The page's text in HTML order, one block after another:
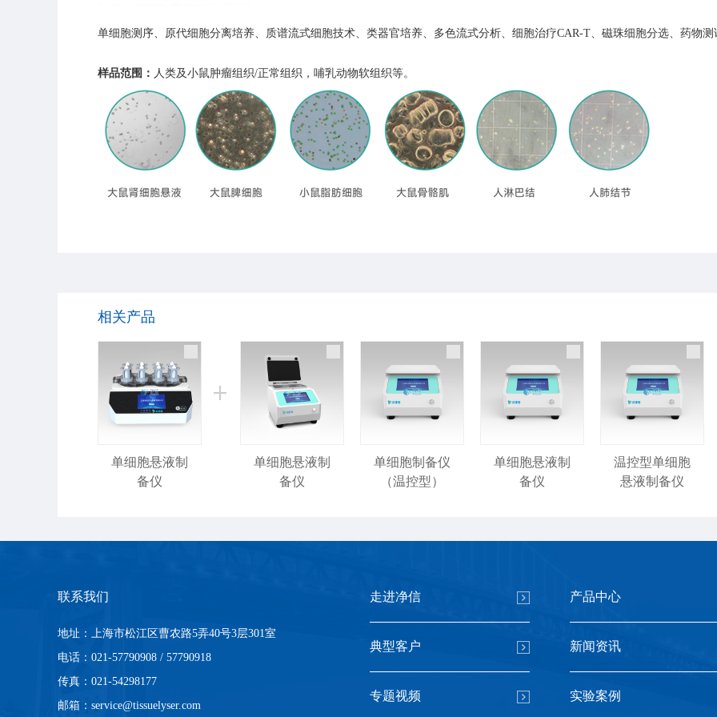
单细胞测序、原代细胞分离培养、质谱流式细胞技术、类器官培养、多色流式分析、细胞治疗CAR-T、磁珠细胞分选、药物测
样品范围： 人类及小鼠肿瘤组织/正常组织，哺乳动物软组织等。
相关产品
单细胞悬液制
备仪
单细胞悬液制
备仪
单细胞制备仪
（温控型）
单细胞悬液制
备仪
温控型单细胞
悬液制备仪
温控型全自动
单细胞悬液制
单细胞悬液制
备仪
单细胞悬液制
联系我们
地址：上海市松江区曹农路5弄40号3层301室
电话：021-57790908 / 57790918
传真：021-54298177
邮箱：service@tissuelyser.com
走进净信 产品中心
典型客户 新闻资讯
专题视频 实验案例